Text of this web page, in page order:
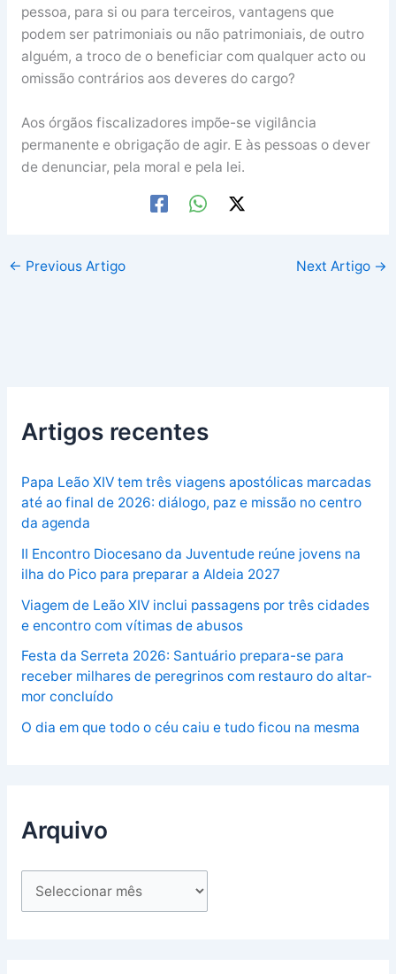
pessoa, para si ou para terceiros, vantagens que
podem ser patrimoniais ou não patrimoniais, de outro
alguém, a troco de o beneficiar com qualquer acto ou
omissão contrários aos deveres do cargo?
Aos órgãos fiscalizadores impõe-se vigilância
permanente e obrigação de agir. E às pessoas o dever
de denunciar, pela moral e pela lei.
← Previous Artigo Next Artigo →
Artigos recentes
Papa Leão XIV tem três viagens apostólicas marcadas
até ao final de 2026: diálogo, paz e missão no centro
da agenda
II Encontro Diocesano da Juventude reúne jovens na
ilha do Pico para preparar a Aldeia 2027
Viagem de Leão XIV inclui passagens por três cidades
e encontro com vítimas de abusos
Festa da Serreta 2026: Santuário prepara-se para
receber milhares de peregrinos com restauro do altar-
mor concluído
O dia em que todo o céu caiu e tudo ficou na mesma
Arquivo